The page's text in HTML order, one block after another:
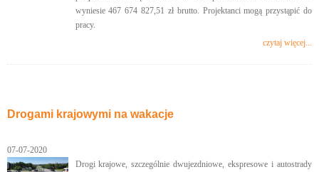
wyniesie 467 674 827,51 zł brutto. Projektanci mogą przystąpić do
pracy.
czytaj więcej...
Drogami krajowymi na wakacje
07-07-2020
Drogi krajowe, szczególnie dwujezdniowe, ekspresowe i autostrady